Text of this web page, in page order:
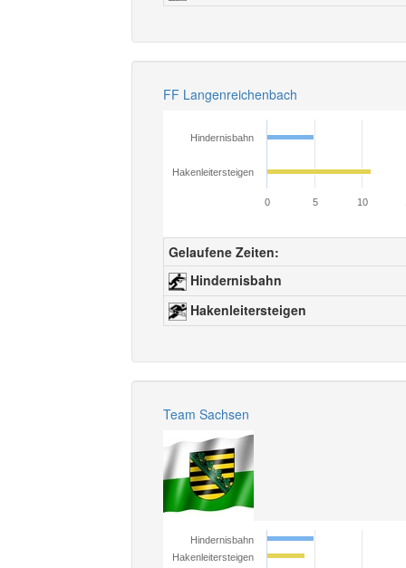
FF Langenreichenbach
Hindernisbahn
Hakenleitersteigen
0 5 10
Gelaufene Zeiten:
Hindernisbahn
Hakenleitersteigen
Team Sachsen
Hindernisbahn
Hakenleitersteigen